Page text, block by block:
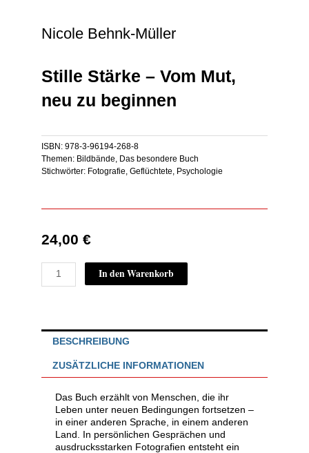
Nicole Behnk-Müller
Stille Stärke – Vom Mut,
neu zu beginnen
ISBN: 978-3-96194-268-8
Themen: Bildbände, Das besondere Buch
Stichwörter: Fotografie, Geflüchtete, Psychologie
24,00 €
Stärke
neu
Menge
In den Warenkorb
BESCHREIBUNG
ZUSÄTZLICHE INFORMATIONEN
Das Buch erzählt von Menschen, die ihr
Leben unter neuen Bedingungen fortsetzen –
in einer anderen Sprache, in einem anderen
Land. In persönlichen Gesprächen und
ausdrucksstarken Fotografien entsteht ein